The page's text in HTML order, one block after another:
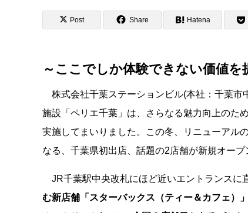
Post Share Hatena
～ここでしか体験できない価値を
株式会社千葉ステーションビル(本社：千葉市
施設「ペリエ千葉」は、さらなる魅力向上のた
実施してまいりました。この冬、リニューアル
なる、千葉県初出店、話題の2店舗が新規オープ
JR千葉駅中央改札にほど近いエントランスに
む新店舗「スターバックス（ティー＆カフェ）」